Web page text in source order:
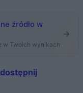
źródło w
w Twoich wynikach